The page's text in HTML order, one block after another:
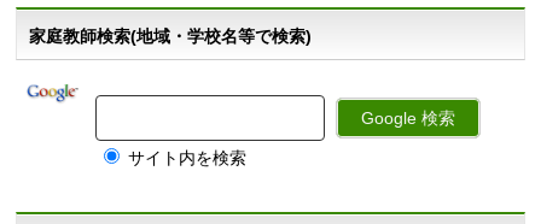
家庭教師検索(地域・学校名等で検索)
サイト内を検索